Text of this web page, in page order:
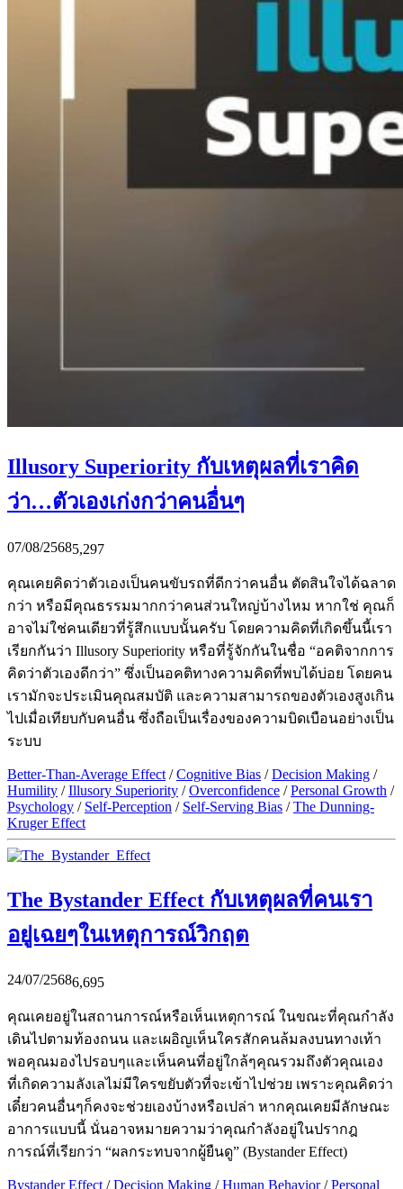
Illusory Superiority กับเหตุผลที่เราคิด
ว่า…ตัวเองเก่งกว่าคนอื่นๆ
07/08/25685,297
คุณเคยคิดว่าตัวเองเป็นคนขับรถที่ดีกว่าคนอื่น ตัดสินใจได้ฉลาด
กว่า หรือมีคุณธรรมมากกว่าคนส่วนใหญ่บ้างไหม หากใช่ คุณก็
อาจไม่ใช่คนเดียวที่รู้สึกแบบนั้นครับ โดยความคิดที่เกิดขึ้นนี้เรา
เรียกกันว่า Illusory Superiority หรือที่รู้จักกันในชื่อ “อคติจากการ
คิดว่าตัวเองดีกว่า” ซึ่งเป็นอคติทางความคิดที่พบได้บ่อย โดยคน
เรามักจะประเมินคุณสมบัติ และความสามารถของตัวเองสูงเกิน
ไปเมื่อเทียบกับคนอื่น ซึ่งถือเป็นเรื่องของความบิดเบือนอย่างเป็น
ระบบ
Better-Than-Average Effect /Cognitive Bias /Decision Making /
Humility /Illusory Superiority /Overconfidence /Personal Growth /
Psychology / Self-Perception / Self-Serving Bias /The Dunning-
Kruger Effect
The Bystander Effect กับเหตุผลที่คนเรา
อยู่เฉยๆในเหตุการณ์วิกฤต
24/07/25686,695
คุณเคยอยู่ในสถานการณ์หรือเห็นเหตุการณ์ ในขณะที่คุณกำลัง
เดินไปตามท้องถนน และเผอิญเห็นใครสักคนล้มลงบนทางเท้า
พอคุณมองไปรอบๆและเห็นคนที่อยู่ใกล้ๆคุณรวมถึงตัวคุณเอง
ที่เกิดความลังเลไม่มีใครขยับตัวที่จะเข้าไปช่วย เพราะคุณคิดว่า
เดี๋ยวคนอื่นๆก็คงจะช่วยเองบ้างหรือเปล่า หากคุณเคยมีลักษณะ
อาการแบบนี้ นั่นอาจหมายความว่าคุณกำลังอยู่ในปรากฎ
การณ์ที่เรียกว่า “ผลกระทบจากผู้ยืนดู” (Bystander Effect)
Bystander Effect /Decision Making /Human Behavior/Personal